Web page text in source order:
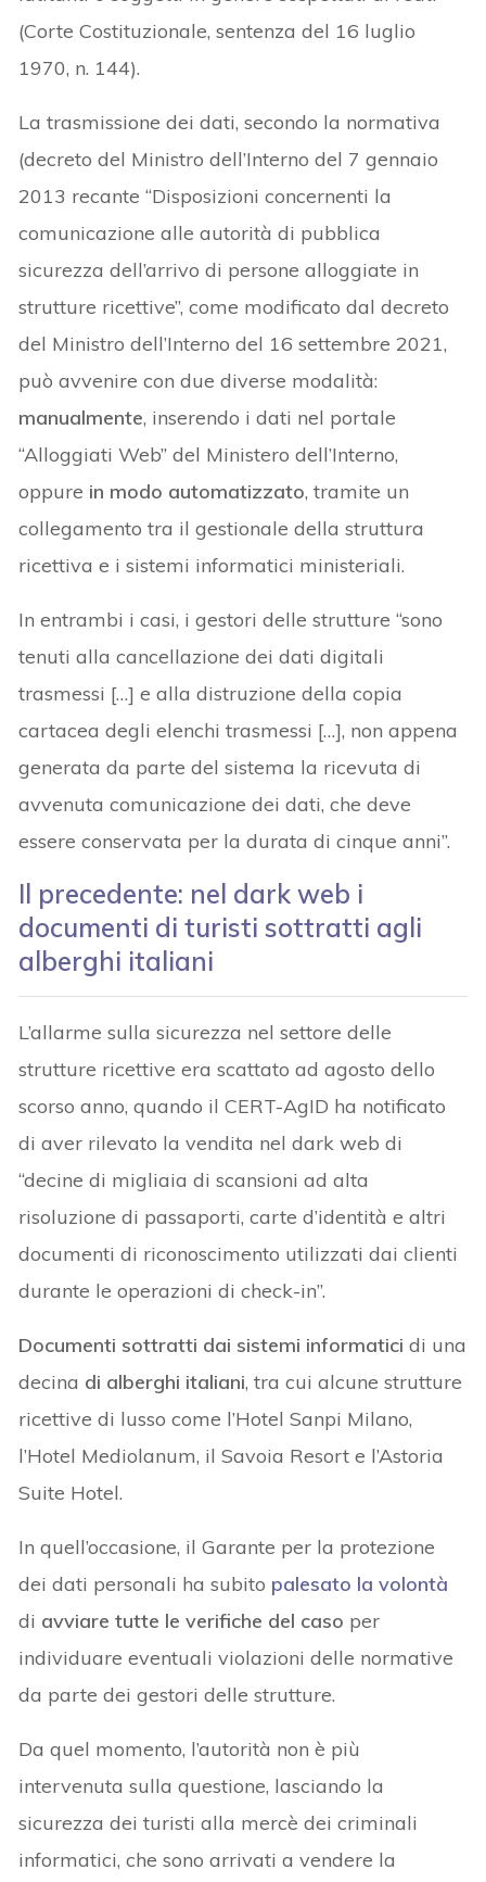
(Corte Costituzionale, sentenza del 16 luglio
1970, n. 144).
La trasmissione dei dati, secondo la normativa
(decreto del Ministro dell’Interno del 7 gennaio
2013 recante “Disposizioni concernenti la
comunicazione alle autorità di pubblica
sicurezza dell’arrivo di persone alloggiate in
strutture ricettive”, come modificato dal decreto
del Ministro dell’Interno del 16 settembre 2021,
può avvenire con due diverse modalità:
manualmente, inserendo i dati nel portale
“Alloggiati Web” del Ministero dell’Interno,
oppure in modo automatizzato, tramite un
collegamento tra il gestionale della struttura
ricettiva e i sistemi informatici ministeriali.
In entrambi i casi, i gestori delle strutture “sono
tenuti alla cancellazione dei dati digitali
trasmessi […] e alla distruzione della copia
cartacea degli elenchi trasmessi […], non appena
generata da parte del sistema la ricevuta di
avvenuta comunicazione dei dati, che deve
essere conservata per la durata di cinque anni”.
Il precedente: nel dark web i
documenti di turisti sottratti agli
alberghi italiani
L’allarme sulla sicurezza nel settore delle
strutture ricettive era scattato ad agosto dello
scorso anno, quando il CERT-AgID ha notificato
di aver rilevato la vendita nel dark web di
“decine di migliaia di scansioni ad alta
risoluzione di passaporti, carte d’identità e altri
documenti di riconoscimento utilizzati dai clienti
durante le operazioni di check-in”.
Documenti sottratti dai sistemi informaticidi una
decina di alberghi italiani, tra cui alcune strutture
ricettive di lusso come l’Hotel Sanpi Milano,
l’Hotel Mediolanum, il Savoia Resort e l’Astoria
Suite Hotel.
In quell’occasione, il Garante per la protezione
dei dati personali ha subito palesato la volontà
di avviare tutte le verifiche del caso per
individuare eventuali violazioni delle normative
da parte dei gestori delle strutture.
Da quel momento, l’autorità non è più
intervenuta sulla questione, lasciando la
sicurezza dei turisti alla mercè dei criminali
informatici, che sono arrivati a vendere la